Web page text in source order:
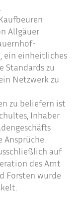
Allgäuer
ein einheitliches
Standards zu
Netzwerk zu
zu beliefern ist
Inhaber
auf
des Amt
Forsten wurde